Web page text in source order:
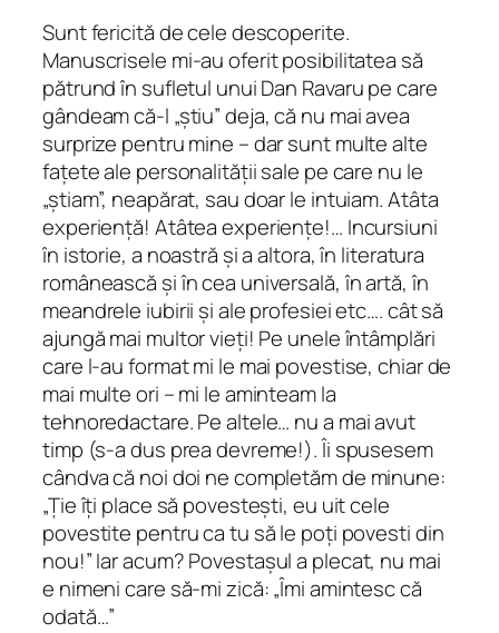
Sunt fericită de cele descoperite.
Manuscrisele mi-au oferit posibilitatea să
pătrund în sufletul unui Dan Ravaru pe care
gândeam că-l „știu” deja, că nu mai avea
surprize pentru mine – dar sunt multe alte
fațete ale personalității sale pe care nu le
„știam”, neapărat, sau doar le intuiam. Atâta
experiență! Atâtea experiențe!… Incursiuni
în istorie, a noastră și a altora, în literatura
românească și în cea universală, în artă, în
meandrele iubirii și ale profesiei etc…. cât să
ajungă mai multor vieți! Pe unele întâmplări
care l-au format mi le mai povestise, chiar de
mai multe ori – mi le aminteam la
tehnoredactare. Pe altele… nu a mai avut
timp (s-a dus prea devreme!). Îi spusesem
cândva că noi doi ne completăm de minune:
„Ție îți place să povestești, eu uit cele
povestite pentru ca tu să le poți povesti din
nou!” Iar acum? Povestașul a plecat, nu mai
e nimeni care să-mi zică: „Îmi amintesc că
odată…”